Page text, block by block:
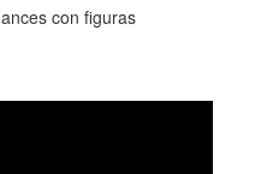
con figuras